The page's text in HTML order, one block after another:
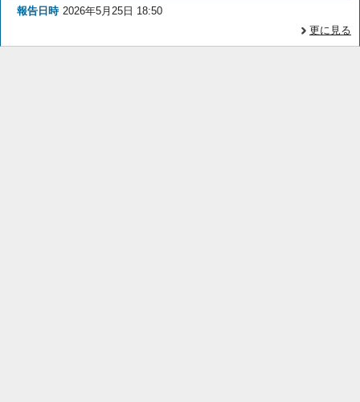
報告日時 2026年5月25日 18:50
更に見る